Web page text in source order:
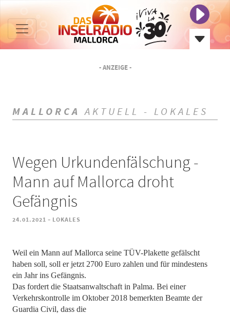
- ANZEIGE -
MALLORCA AKTUELL - LOKALES
Wegen Urkundenfälschung -
Mann auf Mallorca droht
Gefängnis
24.01.2021 - LOKALES
Weil ein Mann auf Mallorca seine TÜV-Plakette gefälscht
haben soll, soll er jetzt 2700 Euro zahlen und für mindestens
ein Jahr ins Gefängnis.
Das fordert die Staatsanwaltschaft in Palma. Bei einer
Verkehrskontrolle im Oktober 2018 bemerkten Beamte der
Guardia Civil, dass die